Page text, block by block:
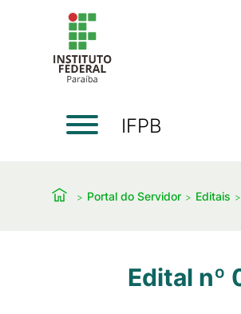
IFPB
Portal do Servidor Editais
Edital nº